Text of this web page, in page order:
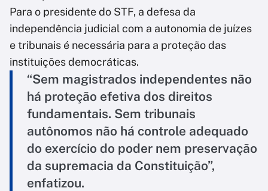
Para o presidente do STF, a defesa da
independência judicial com a autonomia de juízes
e tribunais é necessária para a proteção das
instituições democráticas.
“Sem magistrados independentes não
há proteção efetiva dos direitos
fundamentais. Sem tribunais
autônomos não há controle adequado
do exercício do poder nem preservação
da supremacia da Constituição”,
enfatizou.